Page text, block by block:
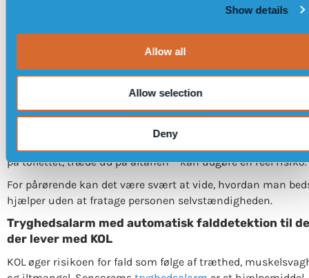
Show details
Allow all
Allow selection
Deny
muskelsvaghed, som igen gør det endnu sværere at
Frygten for pludselig åndenød gør, at mange med svær KOL
holder sig indendørs. Hjemmet bliver det primære miljø –
KOL og faldrisiko i hjemmet
Iltmangel, træthed og muskelsvaghed påvirker balancen og
på toilettet, træde ud på altanen – kan udgøre en reel risiko.
For pårørende kan det være svært at vide, hvordan man
hjælper uden at fratage personen selvstændigheden.
Tryghedsalarm med automatisk falddetektion til
der lever med KOL
KOL øger risikoen for fald som følge af træthed,